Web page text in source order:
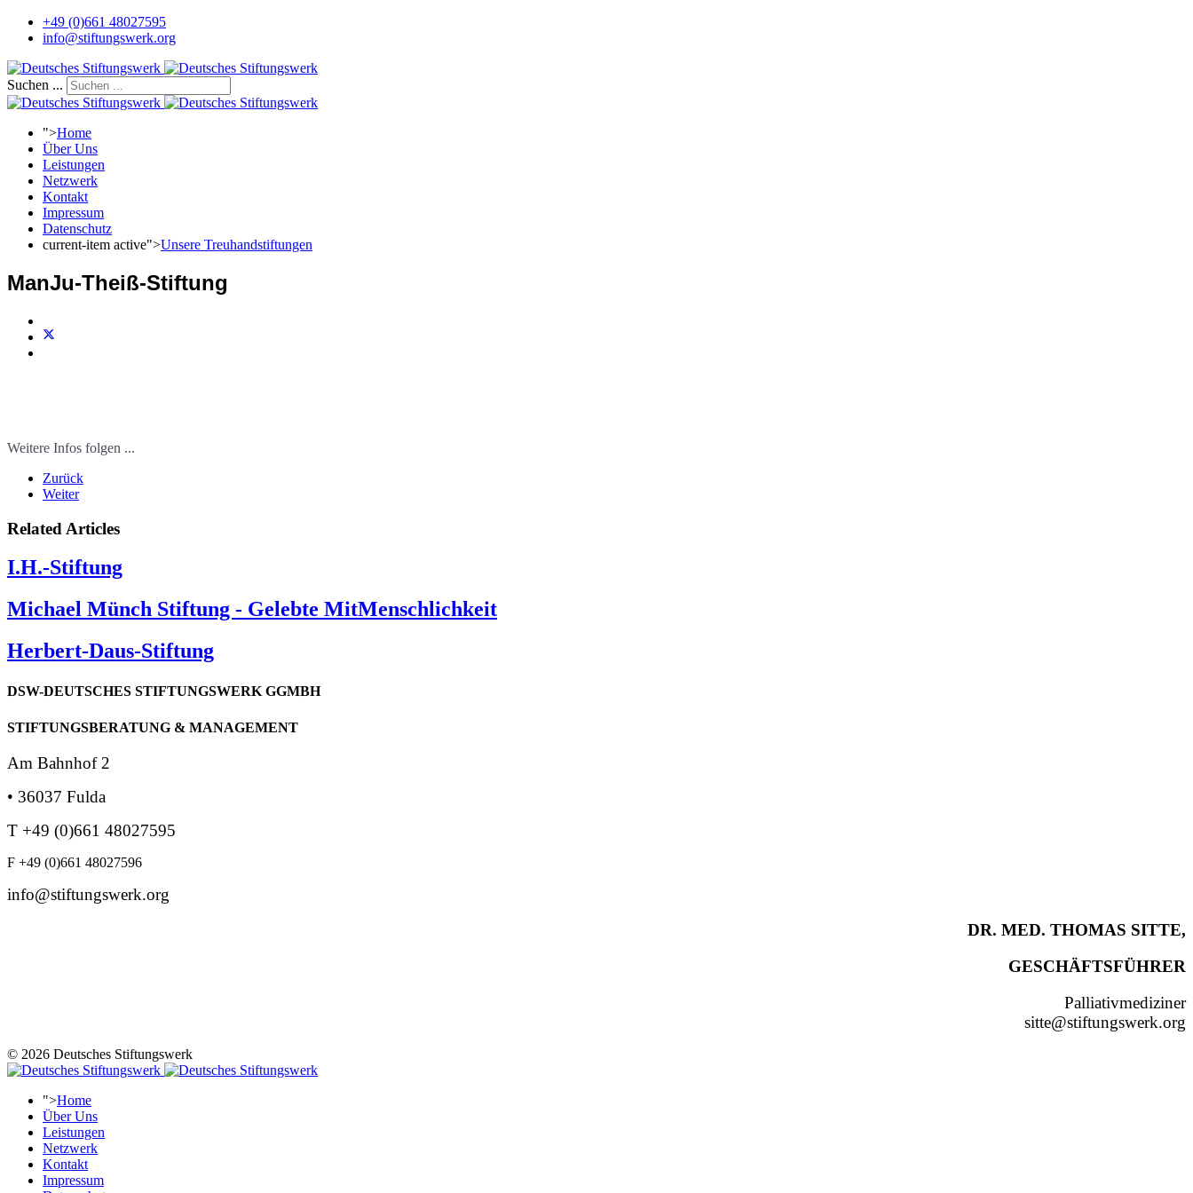
+49 (0)661 48027595
info@stiftungswerk.org
Suchen ...
">Home
Über Uns
Leistungen
Netzwerk
Kontakt
Impressum
Datenschutz
current-item active">Unsere Treuhandstiftungen
ManJu-Theiß-Stiftung
Weitere Infos folgen ...
Zurück
Weiter
Related Articles
I.H.-Stiftung
Michael Münch Stiftung - Gelebte MitMenschlichkeit
Herbert-Daus-Stiftung
DSW-DEUTSCHES STIFTUNGSWERK GGMBH
STIFTUNGSBERATUNG & MANAGEMENT
Am Bahnhof 2
• 36037 Fulda
T +49 (0)661 48027595
F +49 (0)661 48027596
info@stiftungswerk.org
DR. MED. THOMAS SITTE,
GESCHÄFTSFÜHRER
Palliativmediziner
sitte@stiftungswerk.org
© 2026 Deutsches Stiftungswerk
">Home
Über Uns
Leistungen
Netzwerk
Kontakt
Impressum